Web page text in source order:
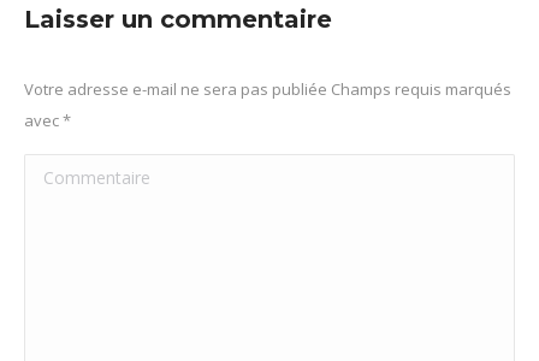
Pinterest
Laisser un commentaire
Votre adresse e-mail ne sera pas publiée Champs requis marqués
avec*
Commentaire